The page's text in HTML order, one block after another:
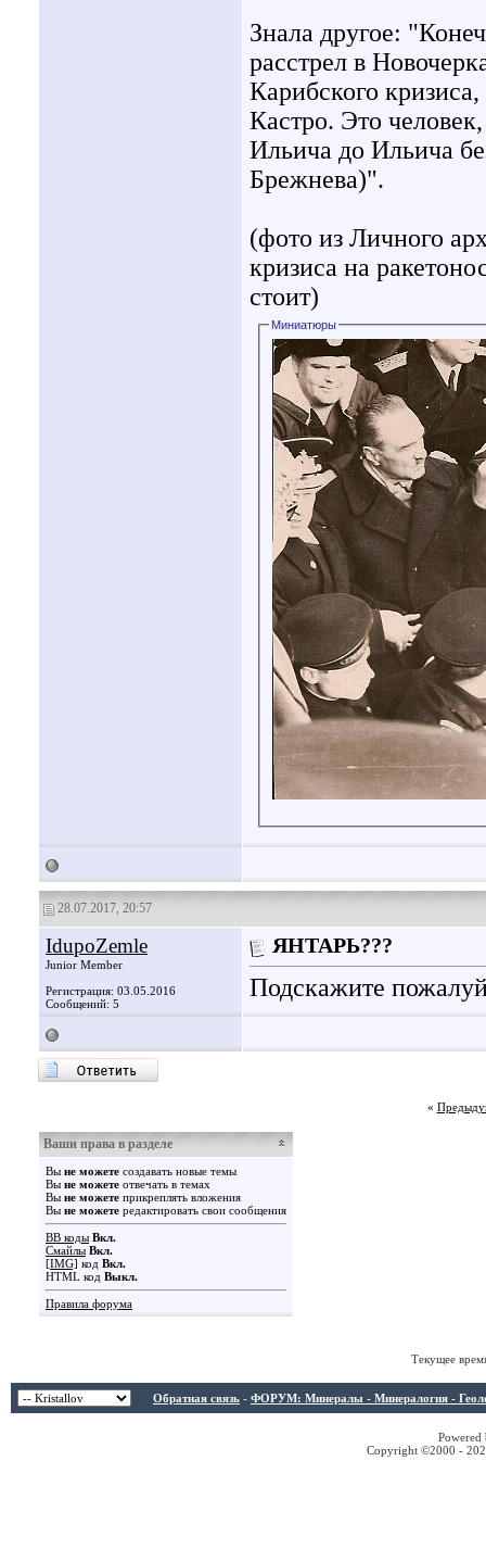
Знала другое:
расстрел в
Карибского
Кастро. Это
Ильича до Ильича
Брежнева)".
(фото из Личного
кризиса на
стоит)
Миниатюры
28.07.2017, 20:57
IdupoZemle
Junior Member
Регистрация: 03.05.2016
Сообщений: 5
ЯНТАРЬ???
Подскажите
«
Ваши права в разделе
Вы не можете создавать новые темы
Вы не можете отвечать в темах
Вы не можете прикреплять вложения
Вы не можете редактировать свои сообщения
BB коды Вкл.
Смайлы Вкл.
[IMG] код Вкл.
HTML код Выкл.
Правила форума
Текущее
Обратная связь - ФОРУМ: Минералы - Минералогия -
Copyright ©2000 -